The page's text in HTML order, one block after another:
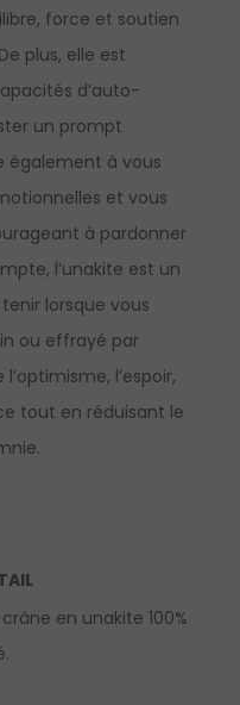
force et soutien
plus, elle est
d’auto-
un prompt
également à vous
et vous
à pardonner
l’unakite est un
lorsque vous
ou effrayé par
l’espoir,
tout en réduisant le
en unakite 100%